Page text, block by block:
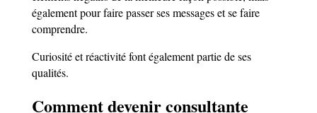
également pour faire passer ses messages et se faire
comprendre.
Curiosité et réactivité font également partie de ses
qualités.
Comment devenir consultante